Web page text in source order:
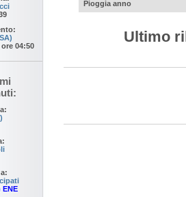
ore 04:50
ENE
Pioggia anno
Ultimo